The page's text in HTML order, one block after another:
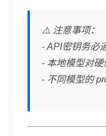
⚠️ 注意事项：
- API密钥务必
- 本地模型对
- 不同模型的